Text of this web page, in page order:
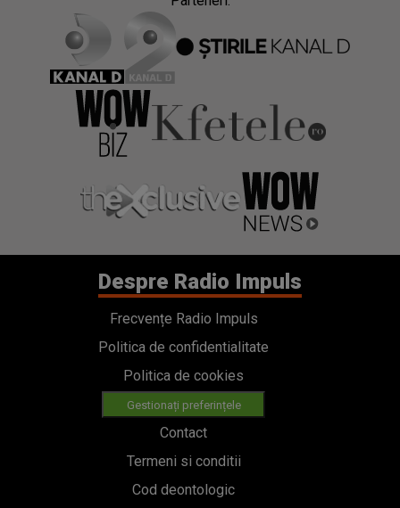
Despre Radio Impuls
Frecvențe Radio Impuls
Politica de confidentialitate
Politica de cookies
Gestionați preferințele
Contact
Termeni si conditii
Cod deontologic